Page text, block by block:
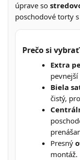
úprave so
poschodové torty s
Prečo si
Extra
Biela
čistý,
Presný
montáž.